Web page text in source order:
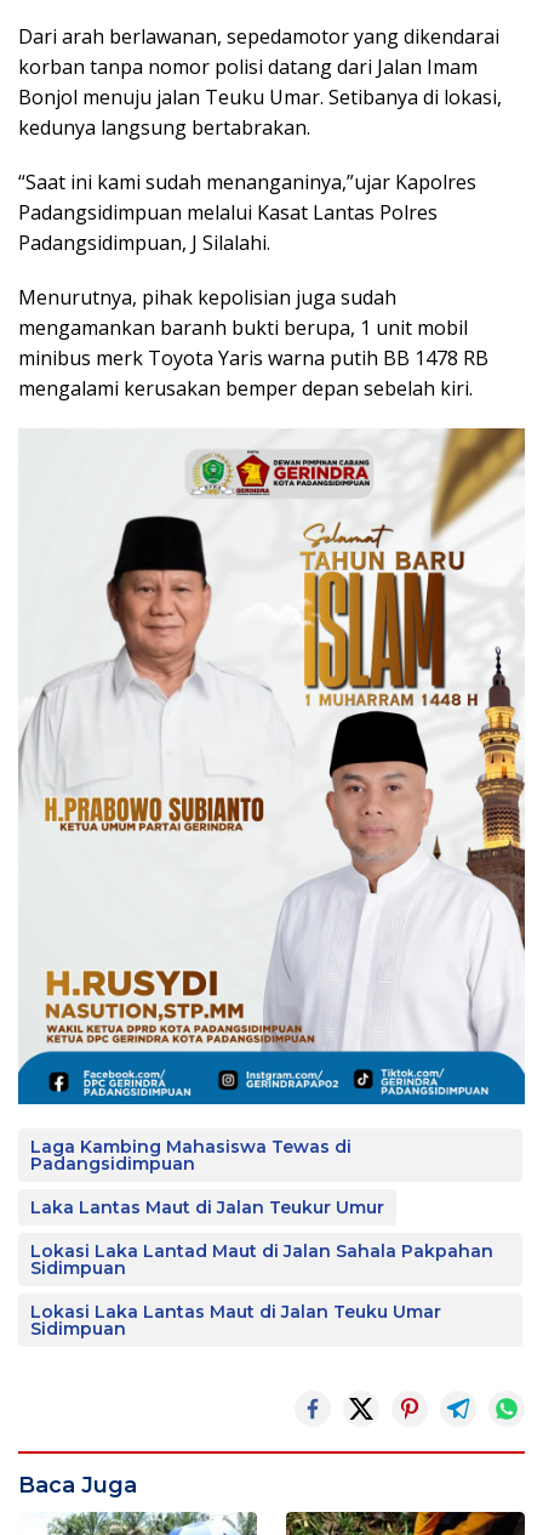
Dari arah berlawanan, sepedamotor yang dikendarai
korban tanpa nomor polisi datang dari Jalan Imam
Bonjol menuju jalan Teuku Umar. Setibanya di lokasi,
kedunya langsung bertabrakan.
“Saat ini kami sudah menanganinya,”ujar Kapolres
Padangsidimpuan melalui Kasat Lantas Polres
Padangsidimpuan, J Silalahi.
Menurutnya, pihak kepolisian juga sudah
mengamankan baranh bukti berupa, 1 unit mobil
minibus merk Toyota Yaris warna putih BB 1478 RB
mengalami kerusakan bemper depan sebelah kiri.
Laga Kambing Mahasiswa Tewas di
Padangsidimpuan
Laka Lantas Maut di Jalan Teukur Umur
Lokasi Laka Lantad Maut di Jalan Sahala Pakpahan
Sidimpuan
Lokasi Laka Lantas Maut di Jalan Teuku Umar
Sidimpuan
Baca Juga